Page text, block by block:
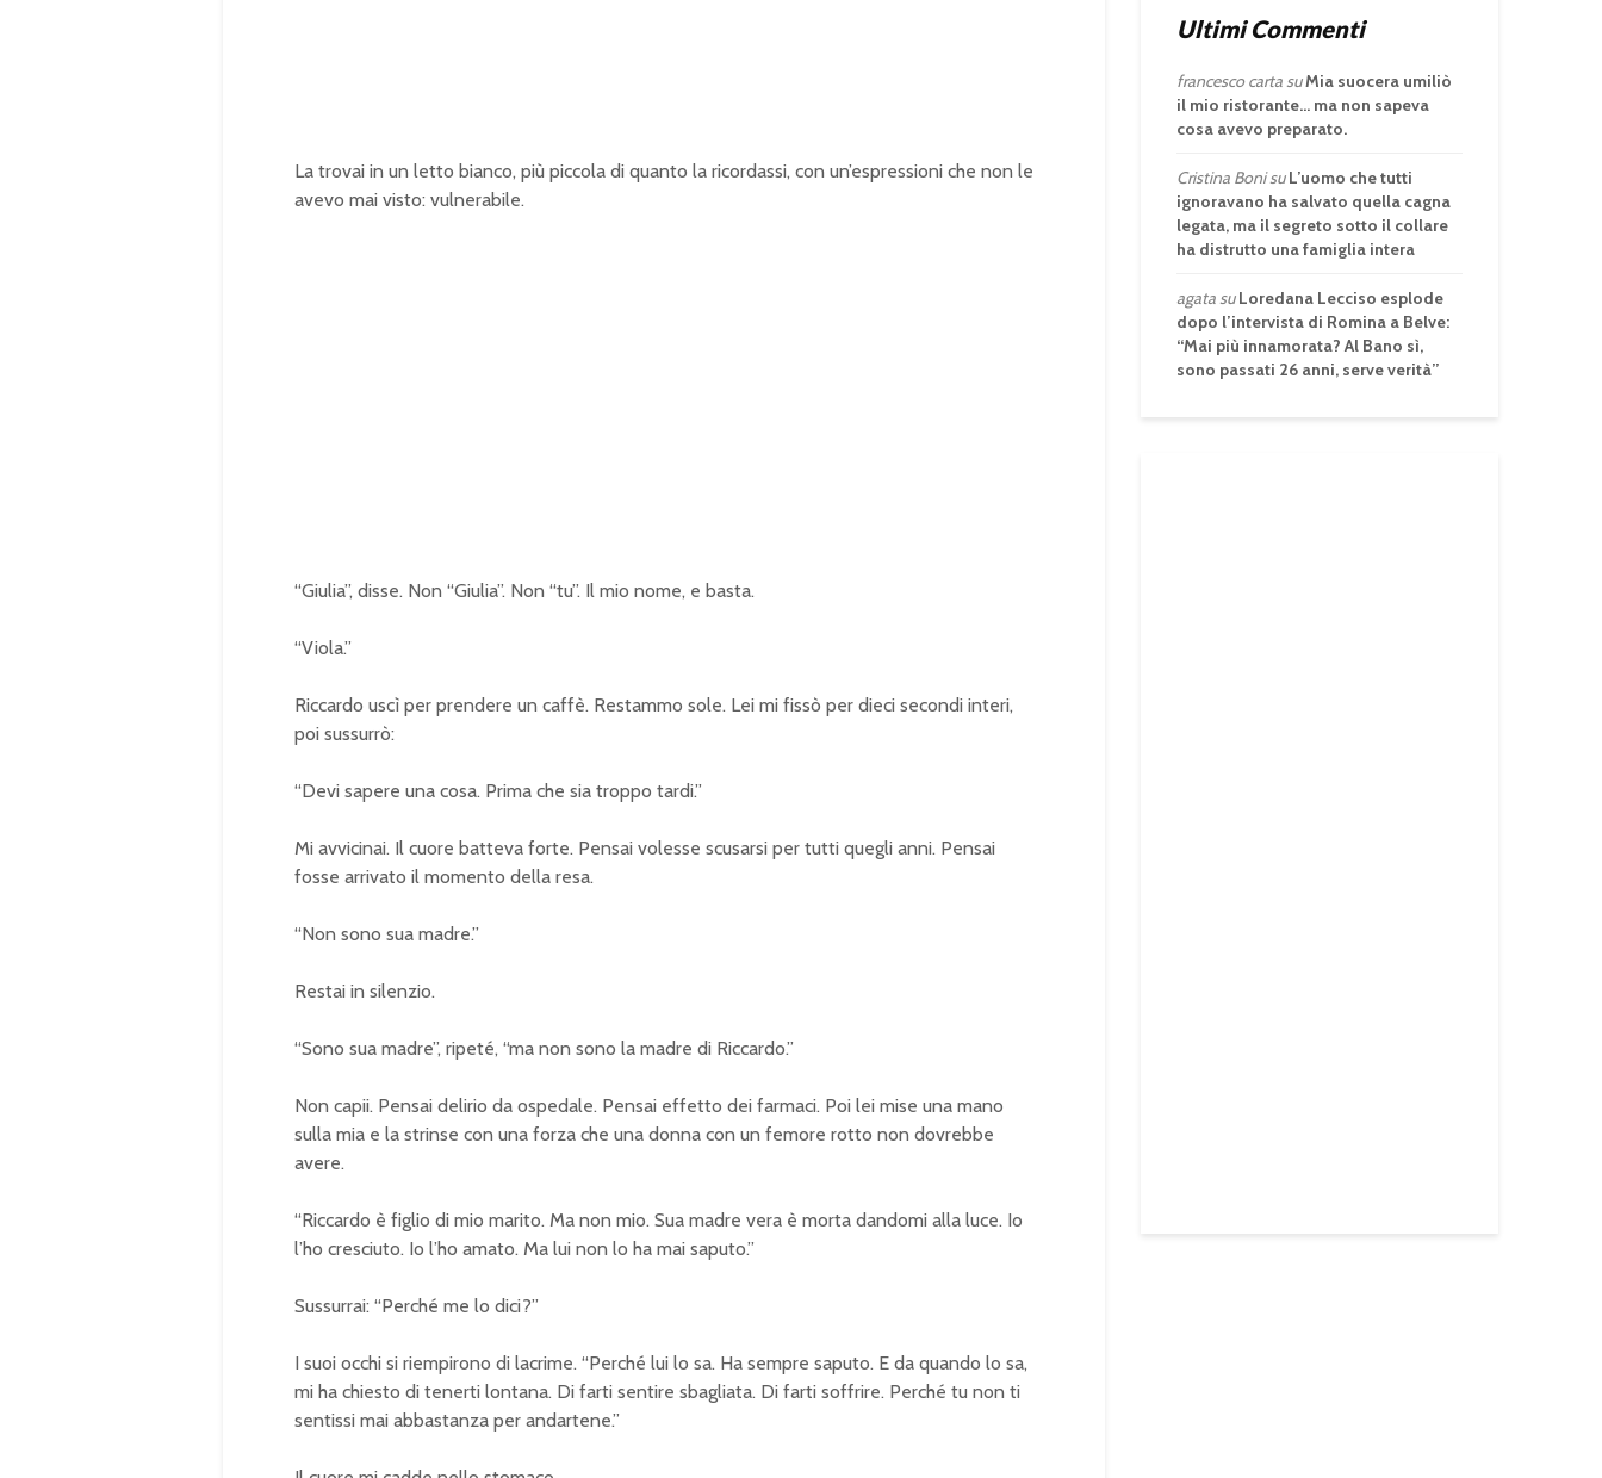
La trovai in un letto bianco, più piccola di quanto la ricordassi, con un’espressioni che non le
avevo mai visto: vulnerabile.
“Giulia”, disse. Non “Giulia”. Non “tu”. Il mio nome, e basta.
“Viola.”
Riccardo uscì per prendere un caffè. Restammo sole. Lei mi fissò per dieci secondi interi,
poi sussurrò:
“Devi sapere una cosa. Prima che sia troppo tardi.”
Mi avvicinai. Il cuore batteva forte. Pensai volesse scusarsi per tutti quegli anni. Pensai
fosse arrivato il momento della resa.
“Non sono sua madre.”
Restai in silenzio.
“Sono sua madre”, ripeté, “ma non sono la madre di Riccardo.”
Non capii. Pensai delirio da ospedale. Pensai effetto dei farmaci. Poi lei mise una mano
sulla mia e la strinse con una forza che una donna con un femore rotto non dovrebbe
avere.
“Riccardo è figlio di mio marito. Ma non mio. Sua madre vera è morta dandomi alla luce. Io
l’ho cresciuto. Io l’ho amato. Ma lui non lo ha mai saputo.”
Sussurrai: “Perché me lo dici?”
I suoi occhi si riempirono di lacrime. “Perché lui lo sa. Ha sempre saputo. E da quando lo sa,
mi ha chiesto di tenerti lontana. Di farti sentire sbagliata. Di farti soffrire. Perché tu non ti
sentissi mai abbastanza per andartene.”
Ultimi Commenti
francesco cartasuMia suocera umiliò
il mio ristorante… ma non sapeva
cosa avevo preparato.
Cristina BonisuL’uomo che tutti
ignoravano ha salvato quella cagna
legata, ma il segreto sotto il collare
ha distrutto una famiglia intera
agatasuLoredana Lecciso esplode
dopo l’intervista di Romina a Belve:
“Mai più innamorata? Al Bano sì,
sono passati 26 anni, serve verità”